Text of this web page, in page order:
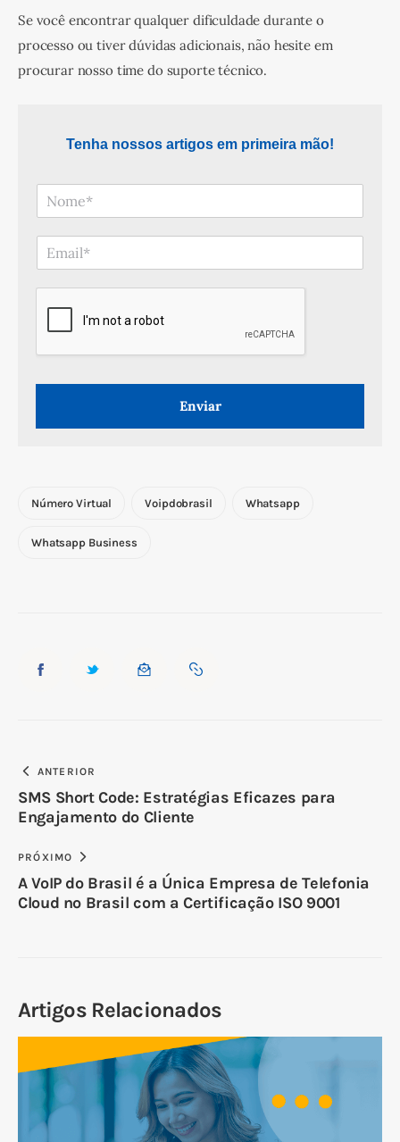
Se você encontrar qualquer dificuldade durante o
processo ou tiver dúvidas adicionais, não hesite em
procurar nosso time do suporte técnico.
Tenha nossos artigos em primeira mão!
*
Enviar
Número Virtual Voipdobrasil Whatsapp
Whatsapp Business
ANTERIOR
SMS Short Code: Estratégias Eficazes para
Engajamento do Cliente
PRÓXIMO
A VoIP do Brasil é a Única Empresa de Telefonia
Cloud no Brasil com a Certificação ISO 9001
Artigos Relacionados